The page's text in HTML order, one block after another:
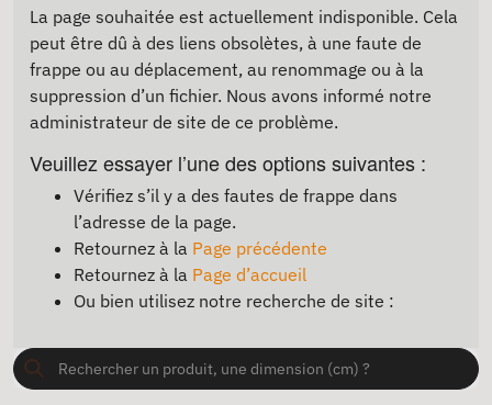
La page souhaitée est actuellement indisponible. Cela
peut être dû à des liens obsolètes, à une faute de
frappe ou au déplacement, au renommage ou à la
suppression d’un fichier. Nous avons informé notre
administrateur de site de ce problème.
Veuillez essayer l’une des options suivantes :
Vérifiez s’il y a des fautes de frappe dans
l’adresse de la page.
Retournez à la Page précédente
Retournez à la Page d’accueil
Ou bien utilisez notre recherche de site :